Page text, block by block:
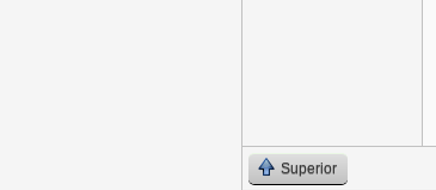
Superior